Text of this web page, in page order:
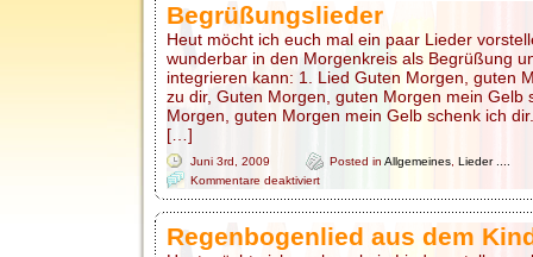
Begrüßungslieder
Heut möcht ich euch mal ein paar Lieder
wunderbar in den Morgenkreis als Begrüßung
integrieren kann: 1. Lied Guten Morgen, guten
zu dir, Guten Morgen, guten Morgen mein Gelb
Morgen, guten Morgen mein Gelb schenk ich
[…]
Juni 3rd, 2009 Posted in Allgemeines Lieder ....
Kommentare deaktiviertfür
Regenbogenlied aus dem